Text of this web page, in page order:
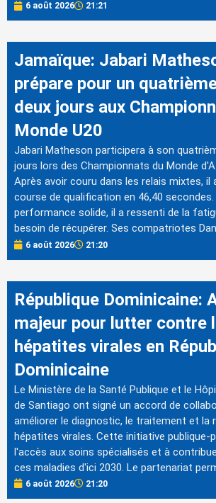
6 août 2026 21:21
Jamaïque: Jabari
prépare pour un
deux jours aux
Monde U20
Jabari Matheson participera à son
jours lors des Championnats du Monde
Après avoir couru dans les relais mixtes, il
course de qualification en 46,40 secondes.
performance solide, il a ressenti de la
besoin de récupérer. Ses compatriotes
6 août 2026 21:20
République Dominicaine:
majeur pour lutter contre
hépatites virales en
Dominicaine
Le Ministère de la Santé Publique et le
de Santiago ont signé un accord de
améliorer le diagnostic, le traitement et la
hépatites virales. Cette initiative publique-
l'accès aux soins spécialisés et à
ces maladies d'ici 2030. Le partenariat
6 août 2026 21:20